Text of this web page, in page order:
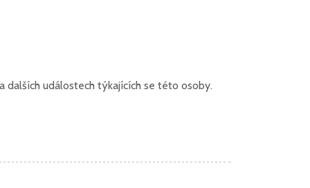
dalších událostech týkajících se této osoby.